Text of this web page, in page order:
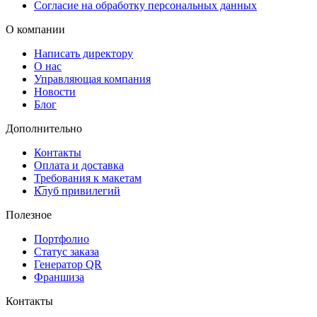
готовности. Мы гарантируем аккуратную упаковку и
своевременную доставку, чтобы ваши банкетные меню прибыли
Согласие на обработку персональных данных
О компании
Написать директору
О нас
Управляющая компания
Новости
Блог
Дополнительно
Контакты
Оплата и доставка
Требования к макетам
Клуб привилегий
Полезное
Портфолио
Статус заказа
Генератор QR
Франшиза
Контакты